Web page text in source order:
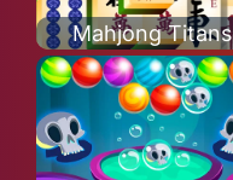
Mahjong Titans